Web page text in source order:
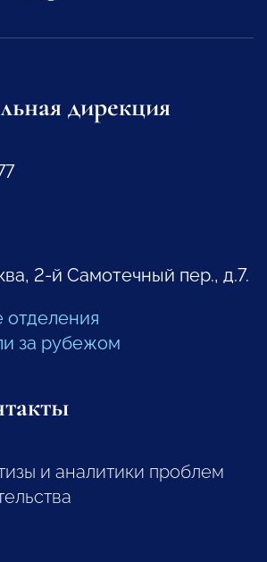
дирекция
2-й Самотечный пер., д.7.
отделения
за рубежом
и аналитики проблем